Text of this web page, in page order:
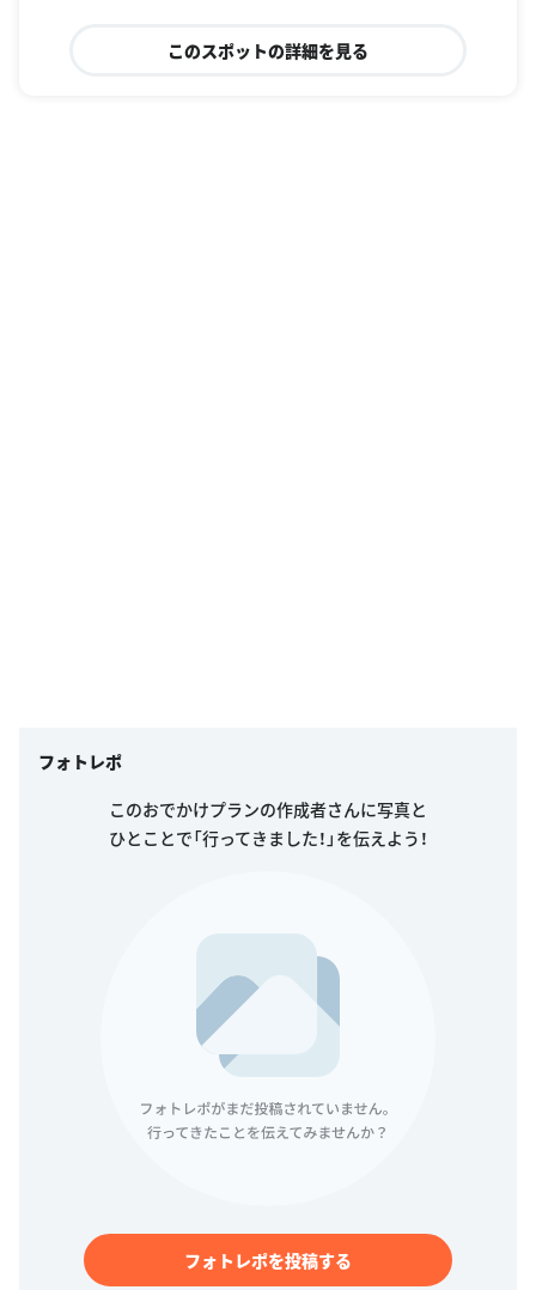
このスポットの詳細を見る
フォトレポ
このおでかけプランの作成者さんに写真と
ひとことで「行ってきました！」を伝えよう！
フォトレポを投稿する